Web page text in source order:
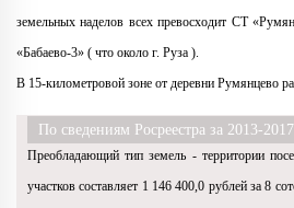
земельных наделов всех превосходит СТ
«Бабаево-3» ( что около г. Руза ).
В 15-километровой зоне от деревни Румянцево
По сведениям Росреестра за 2013-2017
Преобладающий тип земель - территории
участков составляет 1 146 400,0 рублей за 8